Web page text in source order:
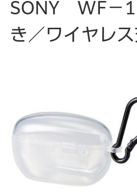
SONY WF－
き／ワイヤレ